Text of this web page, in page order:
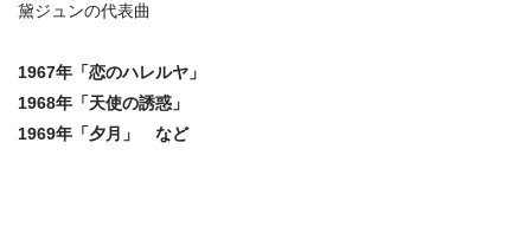
黛ジュンの代表曲
1967年「恋のハレルヤ」
1968年「天使の誘惑」
1969年「夕月」 など